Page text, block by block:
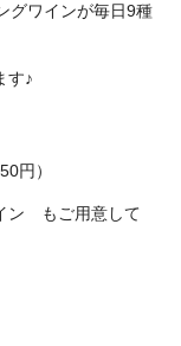
ワインが毎日9種
す♪
円）
ン もご用意して